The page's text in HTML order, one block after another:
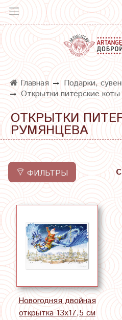
Главная Подарки,
Открытки питерские
ОТКРЫТКИ
РУМЯНЦЕВА
ФИЛЬТРЫ
Новогодняя двойная
открытка 13х17,5 см